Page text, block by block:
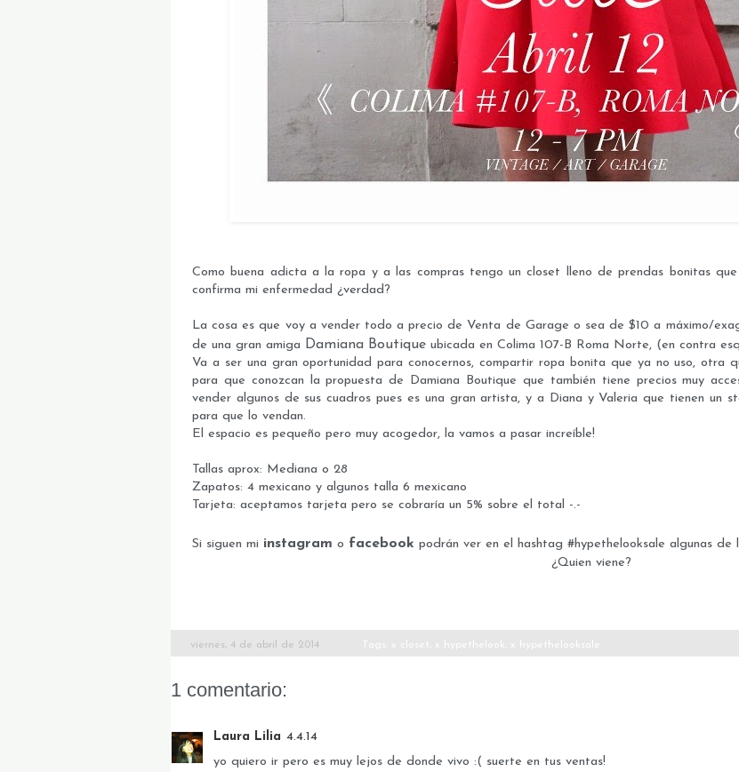
Como buena adicta a la ropa y a las compras tengo un closet lleno de prendas bonitas que
confirma mi enfermedad ¿verdad?
La cosa es que voy a vender todo a precio de Venta de Garage o sea de $10 a máximo/
de una gran amiga Damiana Boutique ubicada en Colima 107-B Roma Norte, (en contra
Va a ser una gran oportunidad para conocernos, compartir ropa bonita que ya no uso, otra
para que conozcan la propuesta de Damiana Boutique que también tiene precios muy
vender algunos de sus cuadros pues es una gran artista, y a Diana y Valeria que tienen un
para que lo vendan.
El espacio es pequeño pero muy acogedor, la vamos a pasar increíble!
Tallas aprox: Mediana o 28
Zapatos: 4 mexicano y algunos talla 6 mexicano
Tarjeta: aceptamos tarjeta pero se cobraría un 5% sobre el total -.-
Si siguen mi instagram o facebook podrán ver en el hashtag #hypethelooksale algunas de
¿Quien viene?
viernes, 4 de abril de 2014 Tags: x closet x hypethelook x hypethelooksale
1 comentario:
Laura Lilia 4.4.14
yo quiero ir pero es muy lejos de donde vivo :( suerte en tus ventas!